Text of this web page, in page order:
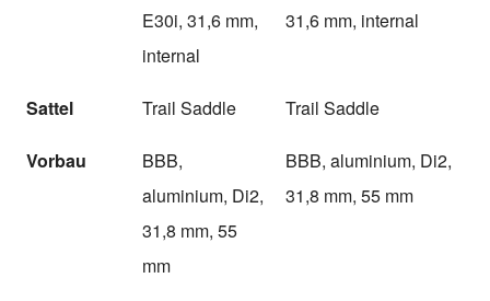
E30i, 31,6 mm,
internal
31,6 mm, internal
Sattel Trail Saddle Trail Saddle
Vorbau
BBB,
aluminium, Di2,
31,8 mm, 55
mm
BBB, aluminium, Di2,
31,8 mm, 55 mm